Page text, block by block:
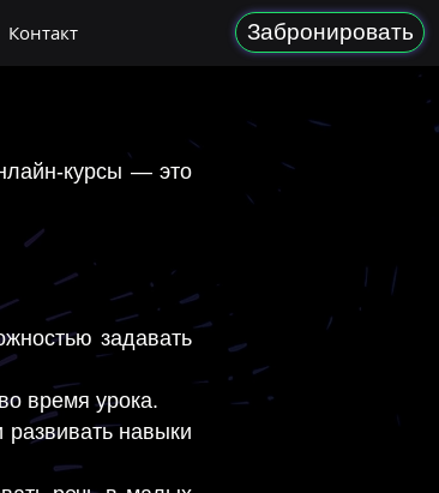
Контакт Забронировать
курсы — это
задавать
время урока.
навыки